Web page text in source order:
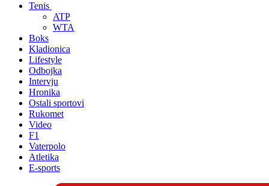
Tenis
ATP
WTA
Boks
Kladionica
Lifestyle
Odbojka
Intervju
Hronika
Ostali sportovi
Rukomet
Video
F1
Vaterpolo
Atletika
E-sports